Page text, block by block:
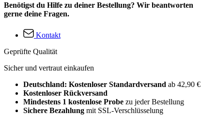
Benötigst du Hilfe zu deiner Bestellung? Wir beantworten
gerne deine Fragen.
Kontakt
Geprüfte Qualität
Sicher und vertraut einkaufen
Deutschland: Kostenloser Standardversand ab 42,90 €
Kostenloser Rückversand
Mindestens 1 kostenlose Probe zu jeder Bestellung
Sichere Bezahlung mit SSL-Verschlüsselung